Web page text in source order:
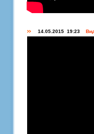
14.05.2015 19:23